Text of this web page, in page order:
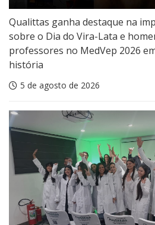
Qualittas ganha destaque na
sobre o Dia do Vira-Lata e
professores no MedVep 2026
história
5 de agosto de 2026